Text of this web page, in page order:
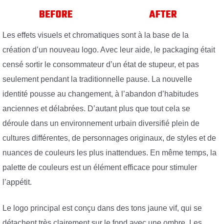
Les effets visuels et chromatiques sont à la base de la
création d’un nouveau logo. Avec leur aide, le packaging était
censé sortir le consommateur d’un état de stupeur, et pas
seulement pendant la traditionnelle pause. La nouvelle
identité pousse au changement, à l’abandon d’habitudes
anciennes et délabrées. D’autant plus que tout cela se
déroule dans un environnement urbain diversifié plein de
cultures différentes, de personnages originaux, de styles et de
nuances de couleurs les plus inattendues. En même temps, la
palette de couleurs est un élément efficace pour stimuler
l’appétit.
Le logo principal est conçu dans des tons jaune vif, qui se